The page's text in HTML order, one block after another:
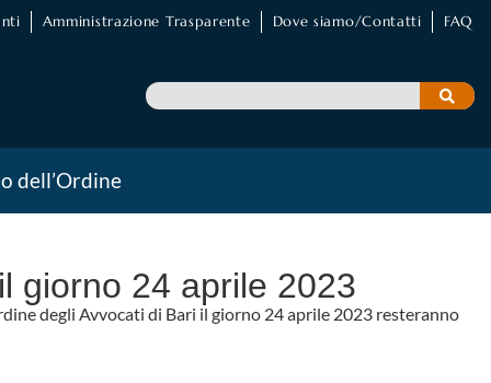
Amministrazione Trasparente Dove siamo/Contatti FAQ
dell’Ordine
giorno 24 aprile 2023
degli Avvocati di Bari il giorno 24 aprile 2023 resteranno